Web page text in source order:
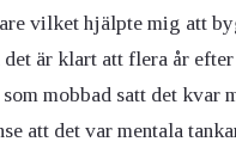
vilket hjälpte mig att
är klart att flera år
mobbad satt det kvar
att det var mentala